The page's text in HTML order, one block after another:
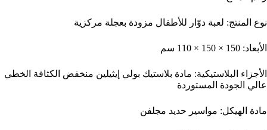
نوع المنتج: لعبة دوّار للأطفال مزودة بعجلة مركزية
الأبعاد: 150 × 150 × 110 سم
الأجزاء البلاستيكية: مادة بلاستيك بولي إيثيلين منخفض الكثافة الخطي
عالي الجودة المستوردة
مادة الهيكل: مواسير حديد مجلفن